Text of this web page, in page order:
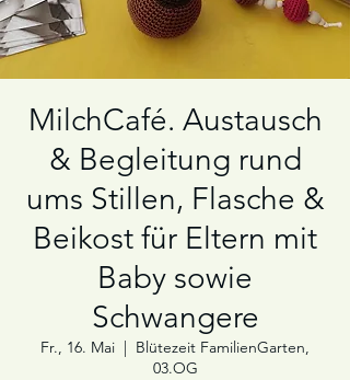
MilchCafé. Austausch
& Begleitung rund
ums Stillen, Flasche &
Beikost für Eltern mit
Baby sowie
Schwangere
Fr., 16. Mai
  |
Blütezeit FamilienGarten,
03.OG